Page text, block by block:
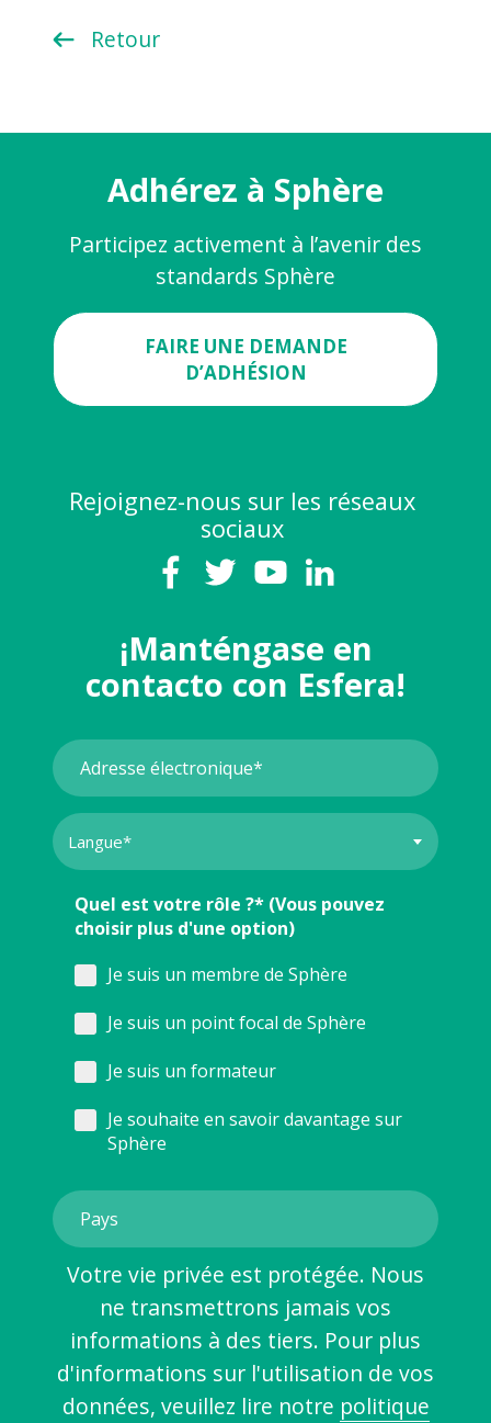
Retour
Adhérez à Sphère
Participez activement à l’avenir des
standards Sphère
FAIRE UNE DEMANDE
D’ADHÉSION
Rejoignez-nous sur les réseaux
sociaux
¡Manténgase en
contacto con Esfera!
Quel est votre rôle ?* (Vous pouvez
choisir plus d'une option)
Je suis un membre de Sphère
Je suis un point focal de Sphère
Je suis un formateur
Je souhaite en savoir davantage sur
Sphère
Votre vie privée est protégée. Nous
ne transmettrons jamais vos
informations à des tiers. Pour plus
d'informations sur l'utilisation de vos
données, veuillez lire notre politique